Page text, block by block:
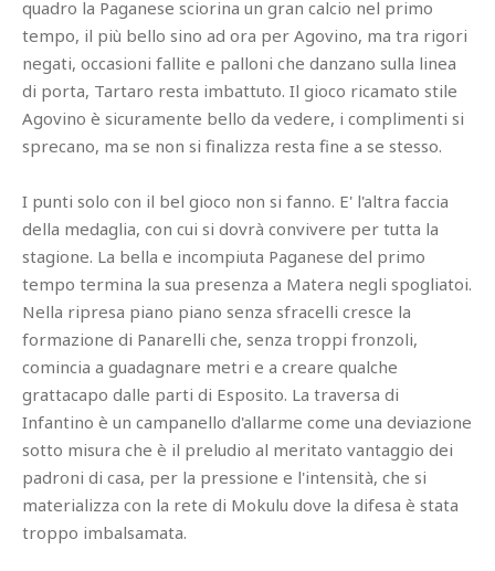
quadro la Paganese sciorina un gran calcio nel primo
tempo, il più bello sino ad ora per Agovino, ma tra rigori
negati, occasioni fallite e palloni che danzano sulla linea
di porta, Tartaro resta imbattuto. Il gioco ricamato stile
Agovino è sicuramente bello da vedere, i complimenti si
sprecano, ma se non si finalizza resta fine a se stesso.
I punti solo con il bel gioco non si fanno. E' l'altra faccia
della medaglia, con cui si dovrà convivere per tutta la
stagione. La bella e incompiuta Paganese del primo
tempo termina la sua presenza a Matera negli spogliatoi.
Nella ripresa piano piano senza sfracelli cresce la
formazione di Panarelli che, senza troppi fronzoli,
comincia a guadagnare metri e a creare qualche
grattacapo dalle parti di Esposito. La traversa di
Infantino è un campanello d'allarme come una deviazione
sotto misura che è il preludio al meritato vantaggio dei
padroni di casa, per la pressione e l'intensità, che si
materializza con la rete di Mokulu dove la difesa è stata
troppo imbalsamata.